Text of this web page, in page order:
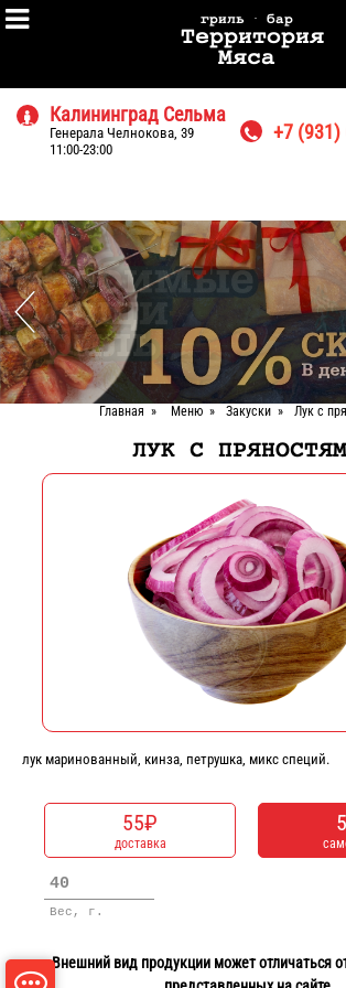
гриль · бар
Территория
Мяса
 Калининград Сельма
Генерала Челнокова, 39
11:00-23:00
 +7 (931)

Главная » Меню » Закуски » Лук с
ЛУК С
лук маринованный, кинза, петрушка, микс специй.
55₽
доставка
40
Вес, г.
Внешний вид продукции может отличаться